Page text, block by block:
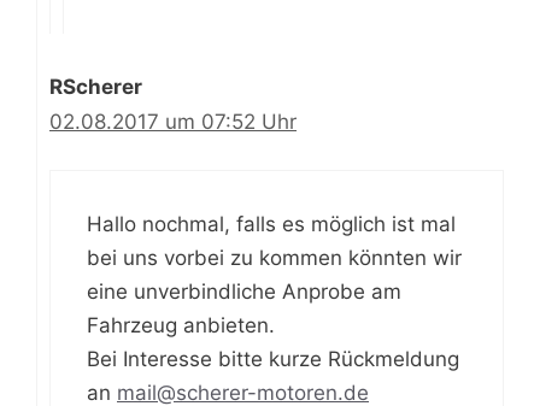
RScherer
02.08.2017 um 07:52 Uhr
Hallo nochmal, falls es möglich ist mal
bei uns vorbei zu kommen könnten wir
eine unverbindliche Anprobe am
Fahrzeug anbieten.
Bei Interesse bitte kurze Rückmeldung
an mail@scherer-motoren.de